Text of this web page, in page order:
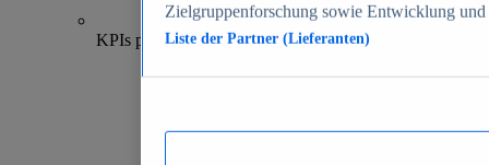
70+
KPIs pro Shop
Zielgruppenforschung sowie Entwicklung
Liste der Partner (Lieferanten)